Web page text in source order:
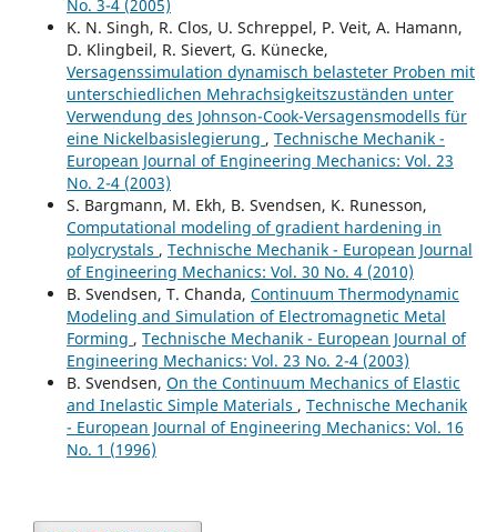
No. 3-4 (2005)
K. N. Singh, R. Clos, U. Schreppel, P. Veit, A. Hamann,
D. Klingbeil, R. Sievert, G. Künecke,
Versagenssimulation dynamisch belasteter Proben mit
unterschiedlichen Mehrachsigkeitszuständen unter
Verwendung des Johnson-Cook-Versagensmodells für
eine Nickelbasislegierung , Technische Mechanik -
European Journal of Engineering Mechanics: Vol. 23
No. 2-4 (2003)
S. Bargmann, M. Ekh, B. Svendsen, K. Runesson,
Computational modeling of gradient hardening in
polycrystals , Technische Mechanik - European Journal
of Engineering Mechanics: Vol. 30 No. 4 (2010)
B. Svendsen, T. Chanda, Continuum Thermodynamic
Modeling and Simulation of Electromagnetic Metal
Forming , Technische Mechanik - European Journal of
Engineering Mechanics: Vol. 23 No. 2-4 (2003)
B. Svendsen, On the Continuum Mechanics of Elastic
and Inelastic Simple Materials , Technische Mechanik
- European Journal of Engineering Mechanics: Vol. 16
No. 1 (1996)